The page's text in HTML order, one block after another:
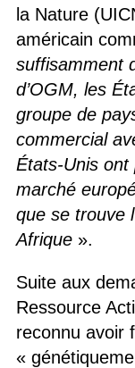
la Nature
américain
suffisamment
d’OGM, les
groupe de
commercial
États-Unis ont
marché
que se trouve
Afrique».
Suite aux
Ressource
reconnu avoir
«